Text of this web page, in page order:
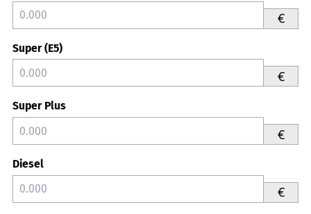
€
Super (E5)
€
Super Plus
€
Diesel
€